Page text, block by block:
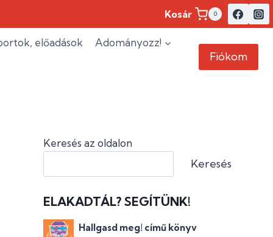
Kosár 0
előadások Adományozz!
Fiókom
Keresés az oldalon
Keresés
ELAKADTÁL? SEGÍTÜNK!
Hallgasd meg! című könyv